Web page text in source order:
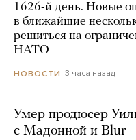
1626-й день. Новые
в ближайшие
решиться на
НАТО
НОВОСТИ 3 часа назад
Умер продюсер
с Мадонной и Blur